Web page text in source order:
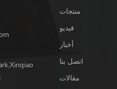
منتجات
فيديو
أخبار
اتصل بنا
مقالات